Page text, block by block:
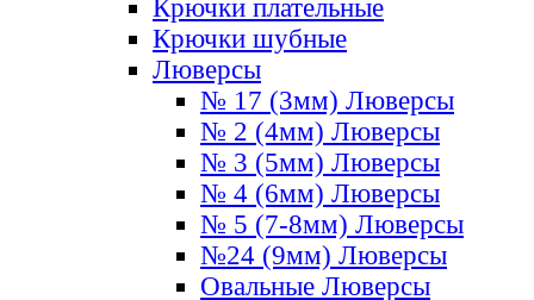
Крючки плательные
Крючки шубные
Люверсы
№ 17 (3мм) Люверсы
№ 2 (4мм) Люверсы
№ 3 (5мм) Люверсы
№ 4 (6мм) Люверсы
№ 5 (7-8мм) Люверсы
№24 (9мм) Люверсы
Овальные Люверсы